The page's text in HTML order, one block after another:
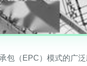
包（EPC）模式的广